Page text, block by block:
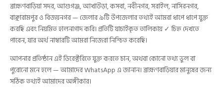
ব্রাহ্মণবাড়িয়া সদর, আশুগঞ্জ, আখাউড়া, কসবা, নবীনগর, সরাইল, নাসিরনগর,
বাঞ্ছারামপুর ও বিজয়নগর — জেলার ৯টি উপজেলার তথ্যই আমরা ধাপে ধাপে যুক্ত
করছি এবং নিয়মিত হালনাগাদ করি। প্রতিটি যাচাইকৃত তালিকায় ✓ চিহ্ন দেখতে
পাবেন, যার অর্থ নাম্বারটি আমরা নিজেরা নিশ্চিত করেছি।
আপনার প্রতিষ্ঠান এই ডিরেক্টরিতে যুক্ত করতে চান, অথবা কোনো তথ্য ভুল বা
পুরোনো মনে হলে — আমাদের WhatsApp এ জানান। ব্রাহ্মণবাড়িয়ার মানুষের জন্য
সঠিক তথ্যই আমাদের অঙ্গীকার।